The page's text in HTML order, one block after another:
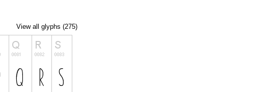
View all glyphs (275)